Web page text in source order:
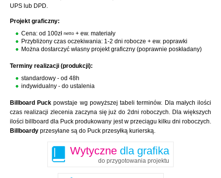
UPS lub DPD.
Projekt graficzny:
Cena: od 100zł netto + ew. materiały
Przybliżony czas oczekiwania: 1-2 dni robocze + ew. poprawki
Można dostarczyć własny projekt graficzny (poprawnie poskładany)
Terminy realizacji (produkcji):
standardowy - od 48h
indywidualny - do ustalenia
Billboard Puck powstaje wg powyższej tabeli terminów. Dla małych ilości
czas realizacji zlecenia zaczyna się już do 2dni roboczych. Dla większych
ilości billboard dla Puck produkowany jest w przeciągu kilku dni roboczych.
Billboardy przesyłane są do Puck przesyłką kurierską.
Wytyczne dla grafika
do przygotowania projektu